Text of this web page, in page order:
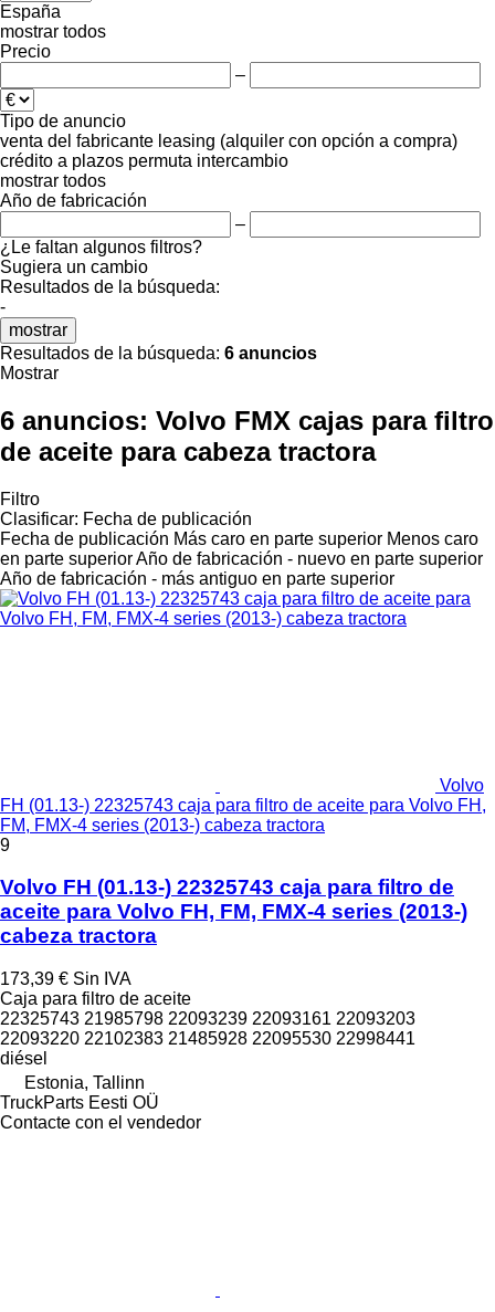
España
mostrar todos
Precio
–
Tipo de anuncio
venta del fabricante leasing (alquiler con opción a compra)
crédito a plazos permuta intercambio
mostrar todos
Año de fabricación
–
¿Le faltan algunos filtros?
Sugiera un cambio
Resultados de la búsqueda:
-
mostrar
Resultados de la búsqueda: 6 anuncios
Mostrar
6 anuncios: Volvo FMX cajas para filtro
de aceite para cabeza tractora
Filtro
Clasificar: Fecha de publicación
Fecha de publicación Más caro en parte superior Menos caro
en parte superiorAño de fabricación - nuevo en parte superior
Año de fabricación - más antiguo en parte superior
Volvo
FH (01.13-) 22325743 caja para filtro de aceite para Volvo FH,
FM, FMX-4 series (2013-) cabeza tractora
9
Volvo FH (01.13-) 22325743 caja para filtro de
aceite para Volvo FH, FM, FMX-4 series (2013-)
cabeza tractora
173,39 € Sin IVA
Caja para filtro de aceite
22325743 21985798 22093239 22093161 22093203
22093220 22102383 21485928 22095530 22998441
diésel
Estonia, Tallinn
TruckParts Eesti OÜ
Contacte con el vendedor